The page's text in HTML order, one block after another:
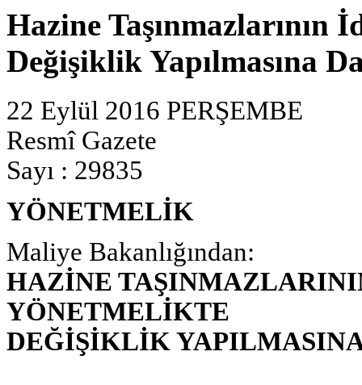
Hazine Taşınmazlarının
Değişiklik Yapılmasına
22 Eylül 2016 PERŞEMBE
Resmî Gazete
Sayı : 29835
YÖNETMELİK
Maliye Bakanlığından:
HAZİNE
YÖNETMELİKTE
DEĞİŞİKLİK